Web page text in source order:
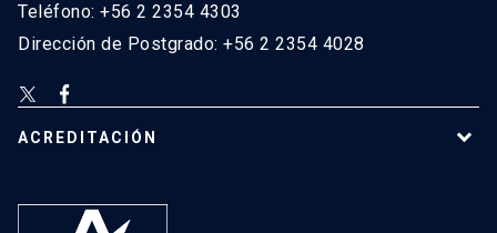
Teléfono: +56 2 2354 4303
Dirección de Postgrado: +56 2 2354 4028
ACREDITACIÓN